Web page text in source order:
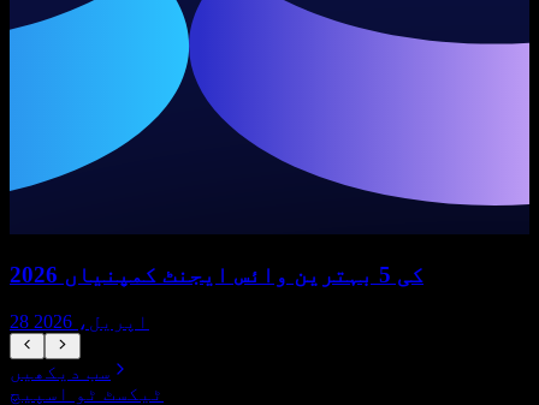
2026 کی 5 بہترین وائس ایجنٹ کمپنیاں
28 اپریل، 2026
سب دیکھیں
ٹیکسٹ ٹو اسپیچ